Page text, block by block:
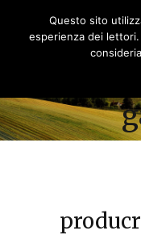
Questo sito
esperienza dei